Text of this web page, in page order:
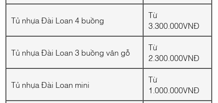
Tủ nhựa Đài Loan 4 buồng
Từ
3.300.000VNĐ
Tủ nhựa Đài Loan 3 buồng vân gỗ
Từ
2.300.000VNĐ
Tủ nhựa Đài Loan mini
Từ
1.000.000VNĐ